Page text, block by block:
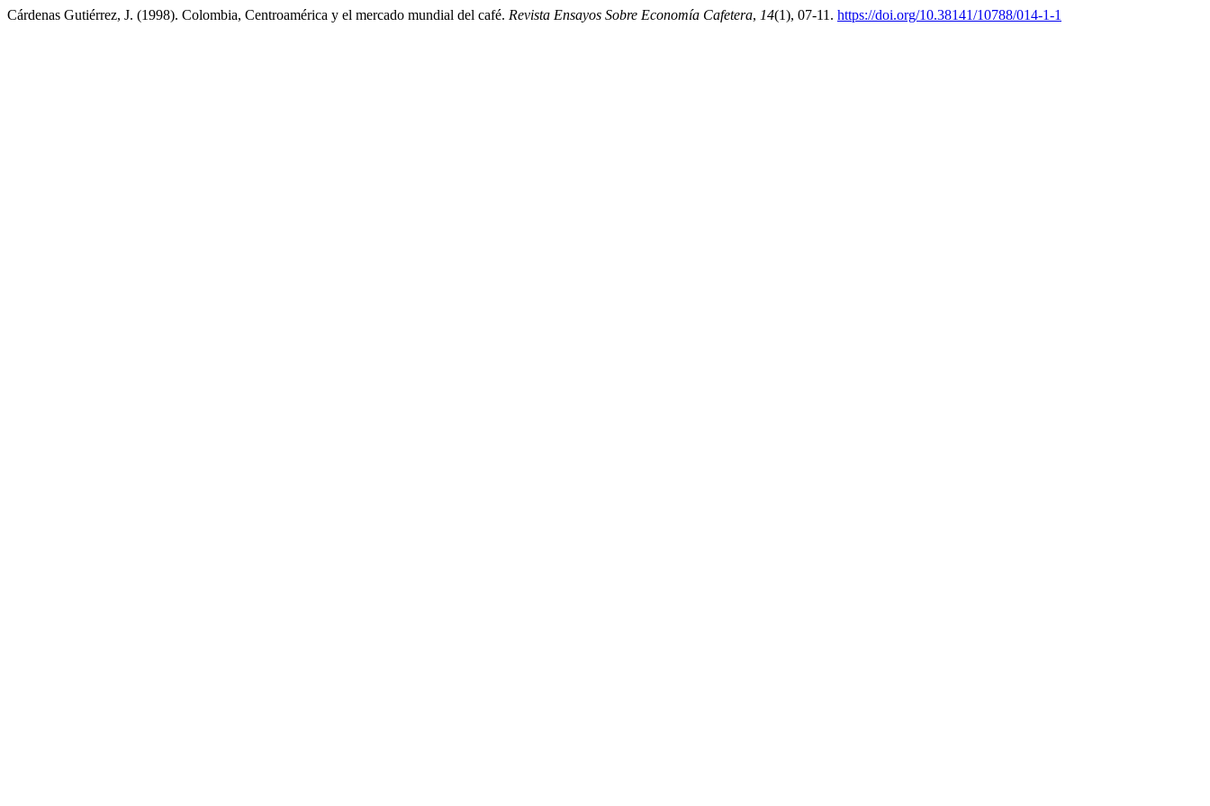
Cárdenas Gutiérrez, J. (1998). Colombia, Centroamérica y el mercado mundial del café. Revista Ensayos Sobre Economía Cafetera, 14(1), 07-11. https://doi.org/10.38141/10788/014-1-1